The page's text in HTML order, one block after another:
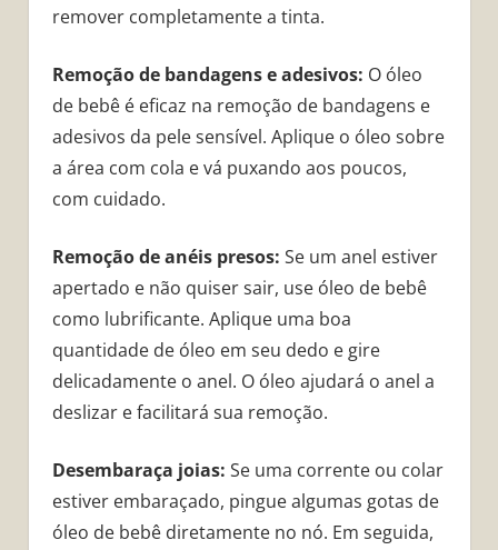
remover completamente a tinta.
Remoção de bandagens e adesivos: O óleo
de bebê é eficaz na remoção de bandagens e
adesivos da pele sensível. Aplique o óleo sobre
a área com cola e vá puxando aos poucos,
com cuidado.
Remoção de anéis presos: Se um anel estiver
apertado e não quiser sair, use óleo de bebê
como lubrificante. Aplique uma boa
quantidade de óleo em seu dedo e gire
delicadamente o anel. O óleo ajudará o anel a
deslizar e facilitará sua remoção.
Desembaraça joias: Se uma corrente ou colar
estiver embaraçado, pingue algumas gotas de
óleo de bebê diretamente no nó. Em seguida,